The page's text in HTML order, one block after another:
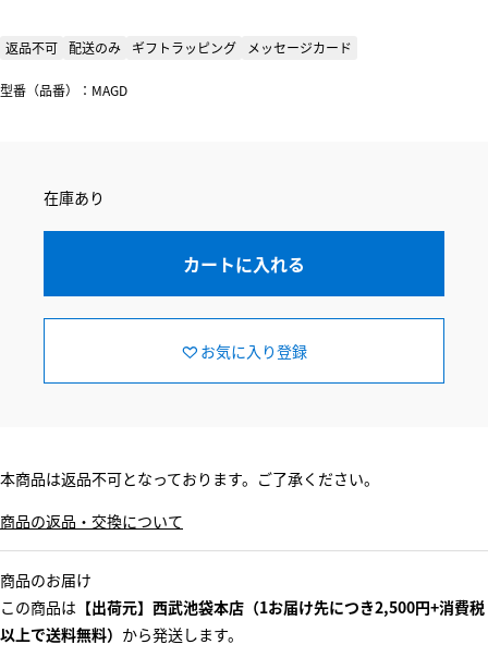
返品不可 配送のみ ギフトラッピング メッセージカード
型番（品番）：MAGD
在庫あり
カートに入れる
お気に入り登録
本商品は返品不可となっております。ご了承ください。
商品の返品・交換について
商品のお届け
この商品は 【出荷元】西武池袋本店（1お届け先につき2,500円+消費税
以上で送料無料） から発送します。